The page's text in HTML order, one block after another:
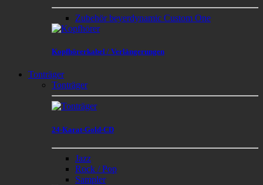
Zubehör beyerdynamic Custom One
Kopfhörerkabel / Verlängerungen
Tonträger
Tonträger
24-Karat-Gold-CD
Jazz
Rock / Pop
Sampler